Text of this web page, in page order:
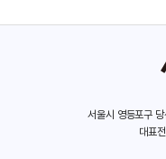
서울시 영등포구
대표